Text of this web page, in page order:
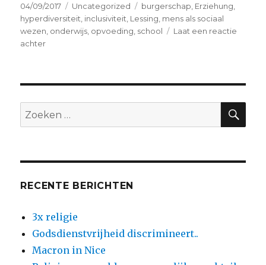
Geplaatst
op
04/09/2017 Categorieën
Uncategorized Tags
burgerschap Erziehung
hyperdiversiteit inclusiviteit Lessing mens als sociaal
wezen onderwijs opvoeding school
Laat een reactie
achterop
weer
de
schuld…
Zoeken
naar:
RECENTE BERICHTEN
3x religie
Godsdienstvrijheid discrimineert..
Macron in Nice